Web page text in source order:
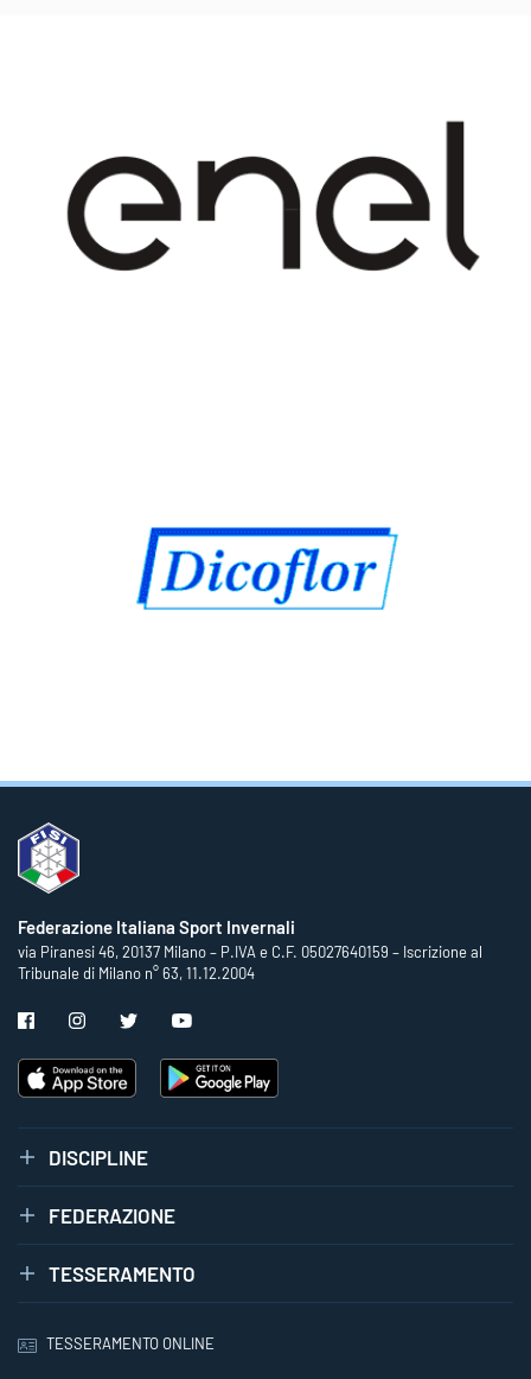
Federazione Italiana Sport Invernali
via Piranesi 46, 20137 Milano – P.IVA e C.F. 05027640159 – Iscrizione al
Tribunale di Milano n° 63, 11.12.2004
DISCIPLINE
FEDERAZIONE
TESSERAMENTO
TESSERAMENTO ONLINE